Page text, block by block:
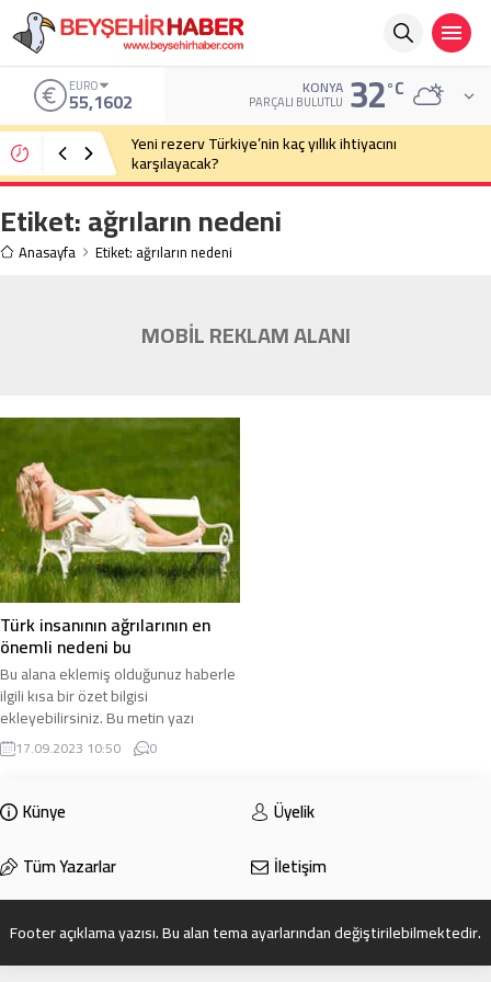
EURO
55,1602 KONYA
PARÇALI BULUTLU 32°C
Yeni rezerv Türkiye’nin kaç yıllık ihtiyacını
karşılayacak?
Etiket:ağrıların nedeni
Anasayfa Etiket: ağrıların nedeni
MOBİL REKLAM ALANI
Türk insanının ağrılarının en
önemli nedeni bu
Bu alana eklemiş olduğunuz haberle
ilgili kısa bir özet bilgisi
ekleyebilirsiniz. Bu metin yazı
düzenleme sayfasında “Özet”
bölümünden eklenebilir. Özet
olarak bu şekilde gösterilir,
eklenmemişse bu alan boş kalır.
17.09.2023 10:50 0
Künye
Üyelik
Tüm Yazarlar
İletişim
Footer açıklama yazısı. Bu alan tema ayarlarından değiştirilebilmektedir.